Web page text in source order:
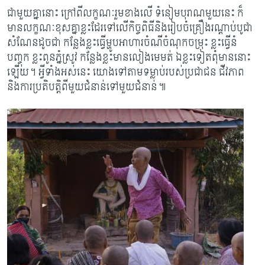
ជាមួយគ្នានោះ ក្រៅពីលក្ខណៈរួមខាងលើ ទំនៀមបុរាណមួយនេះ ក៏
មានលក្ខណៈខុសគ្នាខ្លះដែរទៅលើកិច្ចពិធីនិងរៀបចំគ្រឿងរណ្តាប់បូជា
សំណែនដូចជា កន្លែងខ្លះធ្វើម្ហូបអាហារចំណីចំណុកចម្រុះ ខ្លះធ្វើនំ
បញ្ចុក ខ្លះពូនភ្នំស្រូវ កន្លែងខ្លះមានលៀងមេមត់ ឯខ្លះទៀតពុំមាននោះ
ឡើយ។ អ្វីទាំងអស់នេះ យោងទៅតាមទម្លាប់របស់ប្រជាជន ជីវភាព
និងការប្រតិបត្តិពីមួយជំនាន់ទៅមួយជំនាន់៕